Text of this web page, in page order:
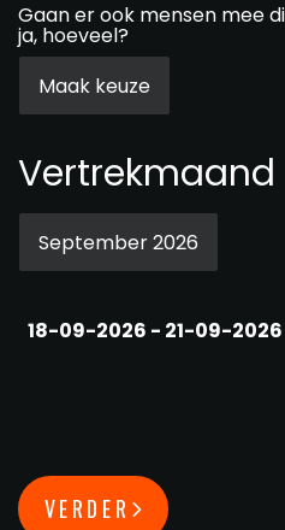
Gaan er ook mensen mee
ja, hoeveel?
Vertrekmaand
18-09-2026 - 21-09-2026
VERDER